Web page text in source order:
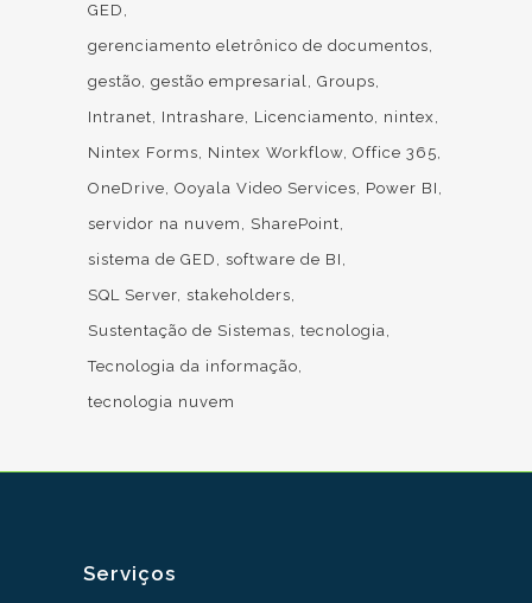
GED
gerenciamento eletrônico de documentos
gestão gestão empresarial Groups
Intranet
Intrashare Licenciamento
nintex
Nintex Forms
Nintex Workflow Office 365
OneDrive Ooyala Video Services
Power BI
servidor na nuvem
SharePoint
sistema de GED
software de BI
SQL Server stakeholders
Sustentação de Sistemas tecnologia
Tecnologia da informação
tecnologia nuvem
Serviços